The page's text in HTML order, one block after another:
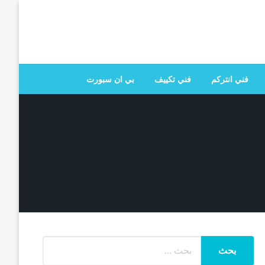
جميع الخدمات المنزلية في الكويت
فني انتركم فني تكييف بي ان سبورت